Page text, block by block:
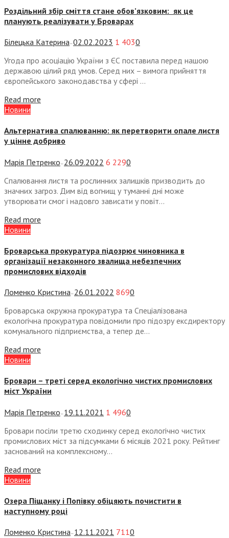
Роздільний збір сміття стане обов’язковим: як це
планують реалізувати у Броварах
Білецька Катерина—02.02.2023 1 4030
Угода про асоціацію України з ЄС поставила перед нашою
державою цілий ряд умов. Серед них – вимога прийняття
європейського законодавства у сфері ...
Read more
Новини
Альтернатива спалюванню: як перетворити опале листя
у цінне добриво
Марія Петренко — 26.09.2022 6 2290
Спалювання листя та рослинних залишків призводить до
значних загроз. Дим від вогнищ у туманні дні може
утворювати смог і надовго зависати у повіт...
Read more
Новини
Броварська прокуратура підозрює чиновника в
організації незаконного звалища небезпечних
промислових відходів
Ломенко Кристина— 26.01.2022 8690
Броварська окружна прокуратура та Спеціалізована
екологічна прокуратура повідомили про підозру ексдиректору
комунального підприємства, а тепер де...
Read more
Новини
Бровари – треті серед екологічно чистих промислових
міст України
Марія Петренко — 19.11.2021 1 4960
Бровари посіли третю сходинку серед екологічно чистих
промислових міст за підсумками 6 місяців 2021 року. Рейтинг
заснований на комплексному...
Read more
Новини
Озера Піщанку і Попівку обіцяють почистити в
наступному році
Ломенко Кристина— 12.11.2021 7110